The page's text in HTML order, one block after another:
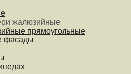
жалюзийные
прямоугольные
фасады